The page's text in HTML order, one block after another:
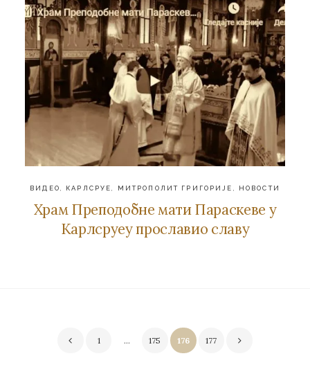
ВИДЕО, КАРЛСРУЕ, МИТРОПОЛИТ ГРИГОРИЈЕ , НОВОСТИ
Храм Преподобне мати Параскеве у
Карлсруеу прославио славу
Пагинација
1 … 175 176 177